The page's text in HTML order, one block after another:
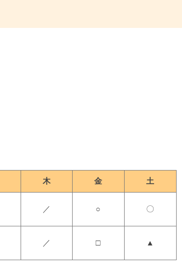
木 金 土
／ ○ 〇
／ □ ▲